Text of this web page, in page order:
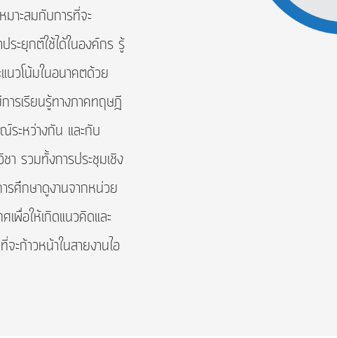
มาะสมกับการที่จะ
ระยุกต์ใช้ได้ในองค์กร รู้
นวโน้มในอนาคตด้วย
รเรียนรู้ทางภาคทฤษฎี
ระหว่างกัน และกับ
รวมทั้งการประชุมเชิง
ศึกษาดูงานจากหน่วย
เพื่อให้เกิดแนวคิดและ
ะก้าวหน้าในสายงานไอ